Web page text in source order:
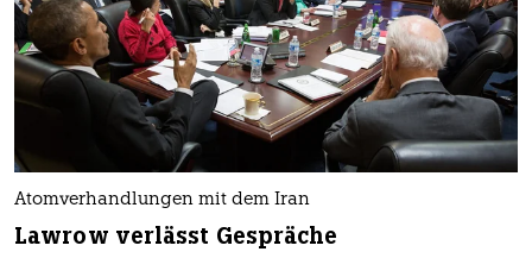
Atomverhandlungen mit dem Iran
Lawrow verlässt Gespräche